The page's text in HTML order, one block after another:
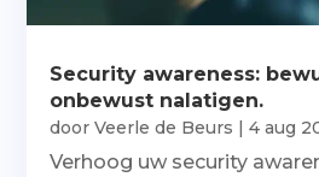
Security awareness:
onbewust nalatigen.
doorVeerle de Beurs |4 aug
Verhoog uw security